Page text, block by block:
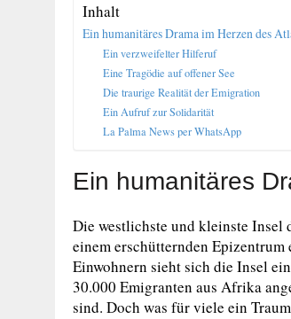
Inhalt
Ein humanitäres Drama im Herzen des
Ein verzweifelter Hilferuf
Eine Tragödie auf offener See
Die traurige Realität der Emigration
Ein Aufruf zur Solidarität
La Palma News per WhatsApp
Ein humanitäres
Die westlichste und kleinste Insel
einem erschütternden
Einwohnern sieht sich die Insel
30.000 Emigranten aus Afrika
sind. Doch was für viele ein